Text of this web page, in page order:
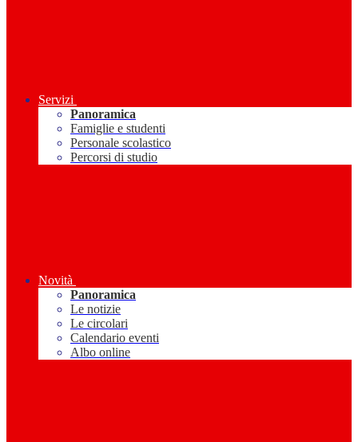
Servizi
Panoramica
Famiglie e studenti
Personale scolastico
Percorsi di studio
Novità
Panoramica
Le notizie
Le circolari
Calendario eventi
Albo online